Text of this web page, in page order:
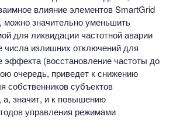
влияние элементов SmartGrid
можно значительно уменьшить
для ликвидации частотной аварии
числа излишних отключений для
эффекта (восстановление частоты до
очередь, приведет к снижению
собственников субъектов
а, значит, и к повышению
управления режимами